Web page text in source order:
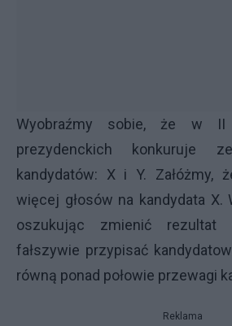
Wyobraźmy sobie, że w II
prezydenckich konkuruje
kandydatów: X i Y. Załóżmy,
więcej głosów na kandydata
oszukując zmienić rezultat
fałszywie przypisać
równą ponad połowie przewagi
Reklama